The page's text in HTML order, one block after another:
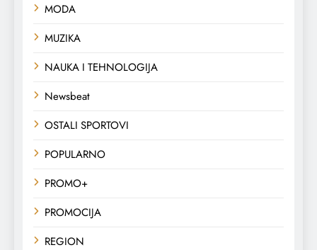
MODA
MUZIKA
NAUKA I TEHNOLOGIJA
Newsbeat
OSTALI SPORTOVI
POPULARNO
PROMO+
PROMOCIJA
REGION